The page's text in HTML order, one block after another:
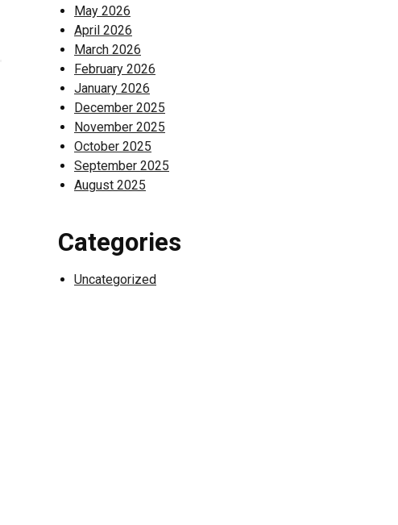
May 2026
April 2026
March 2026
February 2026
January 2026
December 2025
November 2025
October 2025
September 2025
August 2025
Categories
Uncategorized